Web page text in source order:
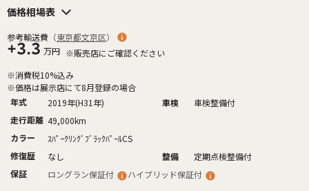
価格相場表
参考輸送費 （東京都文京区）
+3.3 万円 ※販売店にご確認ください
※消費税10%込み
※価格は展示店にて8月登録の場合
年式
2019年(H31年) 車検
車検整備付
走行距離 49,000km
カラー
ｽﾊﾟｰｸﾘﾝｸﾞﾌﾞﾗｯｸﾊﾟｰﾙCS
修復歴
なし 整備
定期点検整備付
保証
ロングラン保証付 ハイブリッド保証付